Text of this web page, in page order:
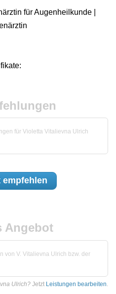
für Augenheilkunde |
für Violetta Vitalievna Ulrich
empfehlen
Angebot
von V. Vitalievna Ulrich bzw. der
Ulrich? Jetzt Leistungen bearbeiten.